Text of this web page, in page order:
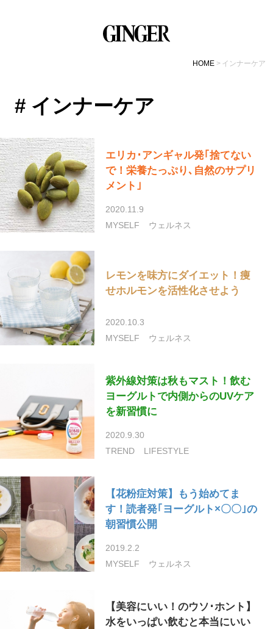
HOME インナーケア
# インナーケア
エリカ･アンギャル発｢捨てない
で！栄養たっぷり､自然のサプリ
メント｣
2020.11.9
MYSELF
ウェルネス
レモンを味方にダイエット！痩
せホルモンを活性化させよう
2020.10.3
MYSELF
ウェルネス
紫外線対策は秋もマスト！飲む
ヨーグルトで内側からのUVケア
を新習慣に
2020.9.30
TREND
LIFESTYLE
【花粉症対策】もう始めてま
す！読者発｢ヨーグルト×〇〇｣の
朝習慣公開
2019.2.2
MYSELF
ウェルネス
【美容にいい！のウソ･ホント】
水をいっぱい飲むと本当にいい